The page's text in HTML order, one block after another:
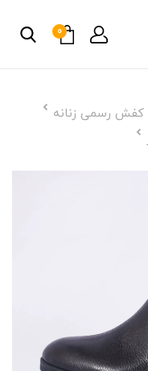
0
کفش رسمی زنانه